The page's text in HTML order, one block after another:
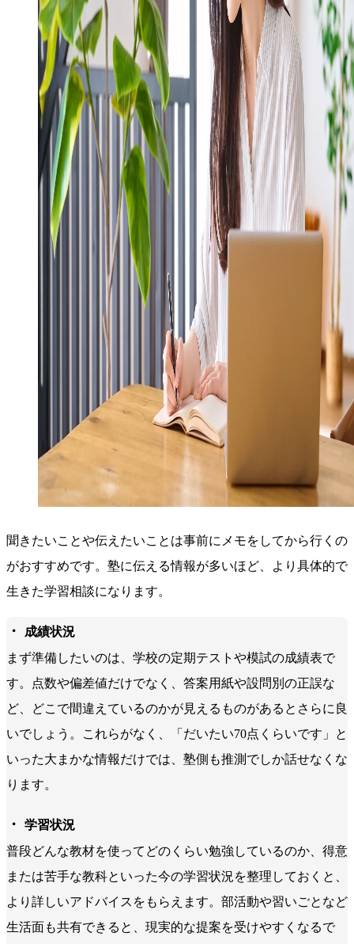
聞きたいことや伝えたいことは事前にメモをしてから行くの
がおすすめです。塾に伝える情報が多いほど、より具体的で
生きた学習相談になります。
・
成績状況
まず準備したいのは、学校の定期テストや模試の成績表で
す。点数や偏差値だけでなく、答案用紙や設問別の正誤な
ど、どこで間違えているのかが見えるものがあるとさらに良
いでしょう。これらがなく、「だいたい70点くらいです」と
いった大まかな情報だけでは、塾側も推測でしか話せなくな
ります。
・ 学習状況
普段どんな教材を使ってどのくらい勉強しているのか、得意
または苦手な教科といった今の学習状況を整理しておくと、
より詳しいアドバイスをもらえます。部活動や習いごとなど
生活面も共有できると、現実的な提案を受けやすくなるで